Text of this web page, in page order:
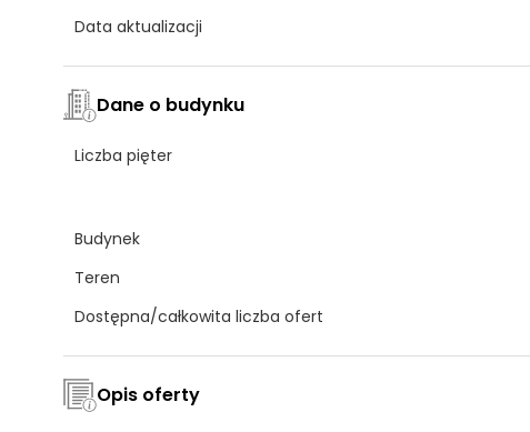
Data aktualizacji
Dane o budynku
Liczba pięter
Budynek
Teren
Dostępna/całkowita liczba ofert
Opis oferty